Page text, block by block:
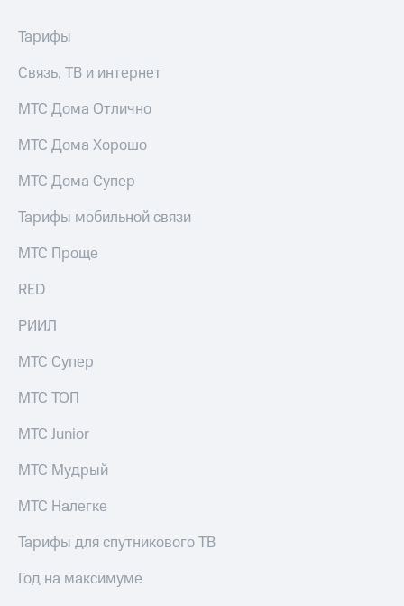
Рынок
Программа
Порядок
выкупа
акций
Рынок
облигаций
погашении
облигаций
Реквизиты
развитие
На главную
Тарифы
Связь, ТВ и интернет
МТС Дома Отлично
МТС Дома Хорошо
МТС Дома Супер
Тарифы мобильной связи
МТС Проще
RED
РИИЛ
МТС Супер
МТС ТОП
МТС Junior
МТС Мудрый
МТС Налегке
Тарифы для спутникового ТВ
Год на максимуме